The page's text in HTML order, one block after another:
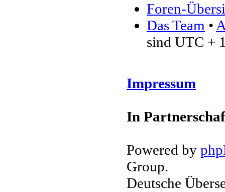
Foren-
Das Team •
sind UTC +
Impressum
In
Powered by
Group.
Deutsche